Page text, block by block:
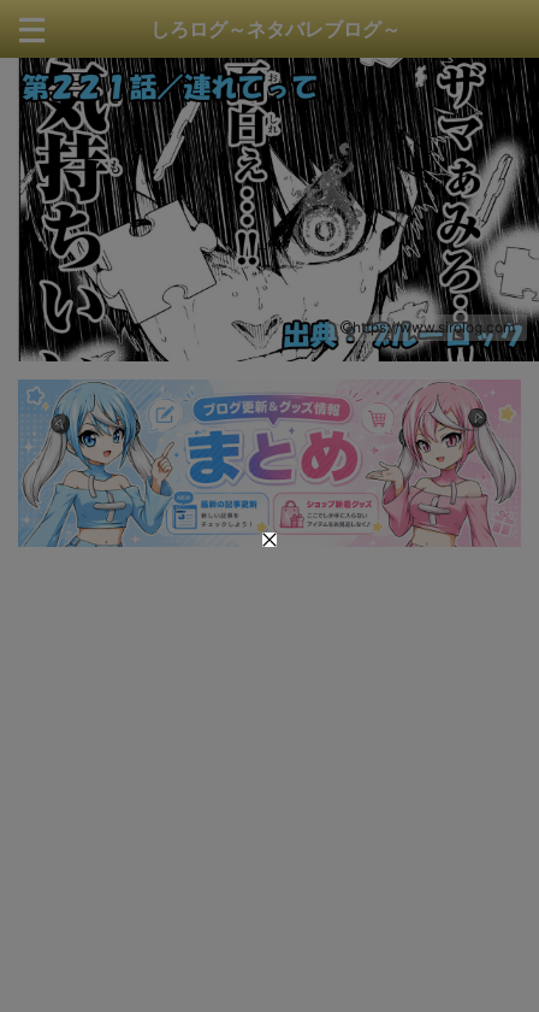
しろログ～ネタバレブログ～
https://www.sirolog.com